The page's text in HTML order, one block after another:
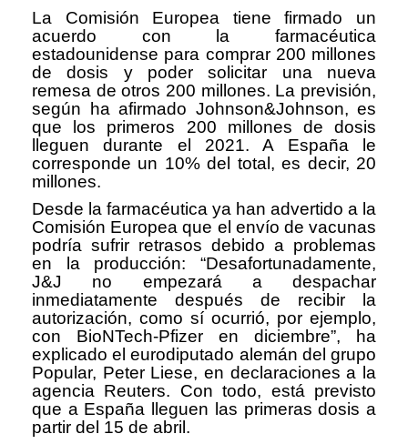
La Comisión Europea tiene firmado un
acuerdo con la farmacéutica
estadounidense para comprar 200 millones
de dosis y poder solicitar una nueva
remesa de otros 200 millones. La previsión,
según ha afirmado Johnson&Johnson, es
que los primeros 200 millones de dosis
lleguen durante el 2021. A España le
corresponde un 10% del total, es decir, 20
millones.
Desde la farmacéutica ya han advertido a la
Comisión Europea que el envío de vacunas
podría sufrir retrasos debido a problemas
en la producción: “Desafortunadamente,
J&J no empezará a despachar
inmediatamente después de recibir la
autorización, como sí ocurrió, por ejemplo,
con BioNTech-Pfizer en diciembre”, ha
explicado el eurodiputado alemán del grupo
Popular, Peter Liese, en declaraciones a la
agencia Reuters. Con todo, está previsto
que a España lleguen las primeras dosis a
partir del 15 de abril.